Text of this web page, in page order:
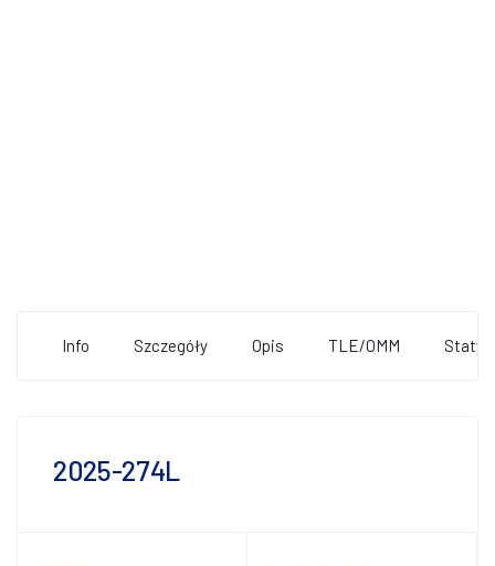
Info Szczegóły Opis TLE/OMM
2025-274L